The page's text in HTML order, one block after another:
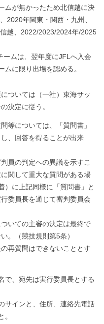
ムが無かったため北信越に決
2020年関東・関西・九州、
越、2022/2023/2024年/2025
ームは、翌年度にJFLへ入会
ムに限り出場を認める。
ついては（一社）東海サッ
決定に従う。
等については、「質問書」
、回答を得ることが出来
員の判定への異議を示すこ
関して重大な質問がある場
）に上記同様に「質問書」と
委員長を通じて審判委員会
いての主審の決定は最終で
。（競技規則第5条）
再質問はできないこととす
で、宛先は実行委員長とする
サインと、住所、連絡先電話
。